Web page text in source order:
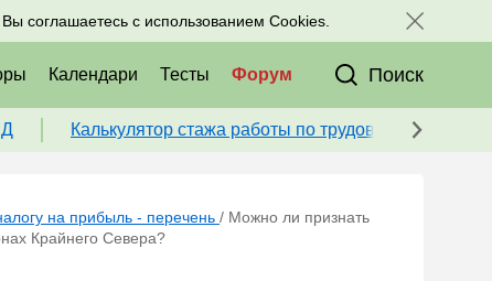
Вы соглашаетесь с использованием Cookies.
к нам в соц. сетях:
Календари Тесты Форум Поиск
Калькулятор стажа работы по трудовой книжке
на прибыль - перечень / Можно ли признать
Крайнего Севера?